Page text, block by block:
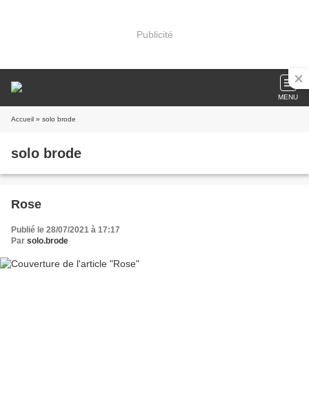
Publicité
MENU
Accueil » solo brode
solo brode
Rose
Publié le 28/07/2021 à 17:17
Par solo.brode